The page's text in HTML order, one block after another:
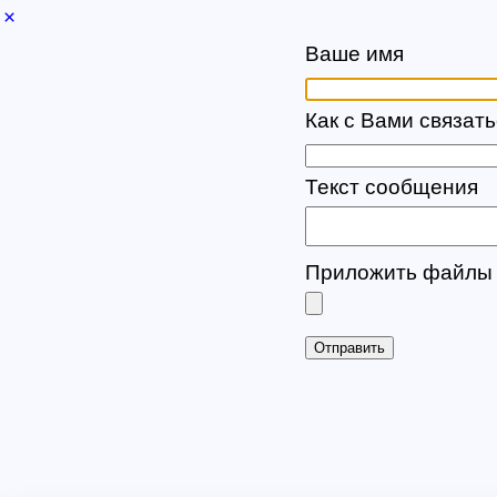
×
Ваше имя
Как с Вами
Текст сообщения
Приложить файлы